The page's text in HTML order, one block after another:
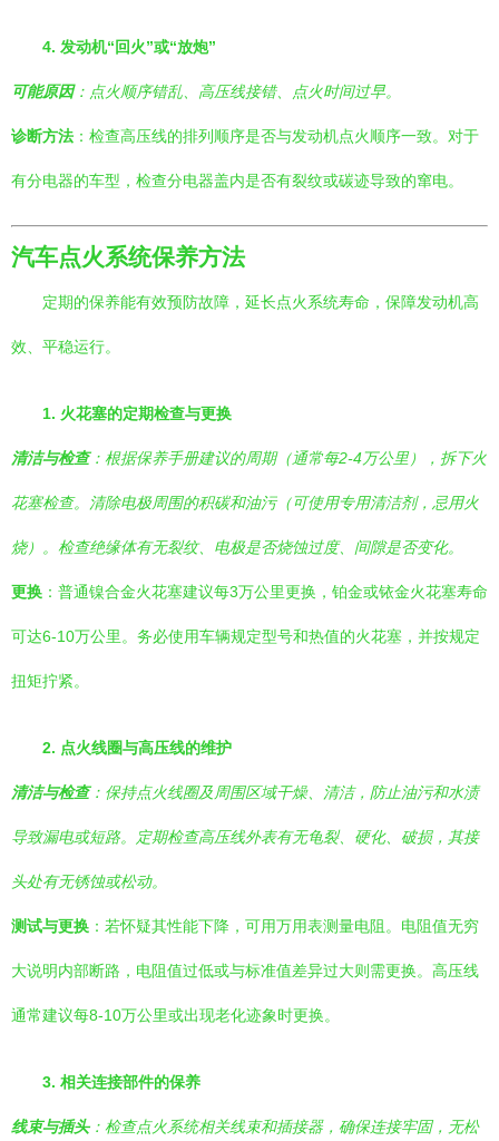
4. 发动机“回火”或“放炮”
可能原因：点火顺序错乱、高压线接错、点火时间过早。
诊断方法 ：检查高压线的排列顺序是否与发动机点火顺序一致。对于
有分电器的车型，检查分电器盖内是否有裂纹或碳迹导致的窜电。
汽车点火系统保养方法
定期的保养能有效预防故障，延长点火系统寿命，保障发动机高
效、平稳运行。
1. 火花塞的定期检查与更换
清洁与检查：根据保养手册建议的周期（通常每2-4万公里），拆下火
花塞检查。清除电极周围的积碳和油污（可使用专用清洁剂，忌用火
烧）。检查绝缘体有无裂纹、电极是否烧蚀过度、间隙是否变化。
更换 ：普通镍合金火花塞建议每3万公里更换，铂金或铱金火花塞寿命
可达6-10万公里。务必使用车辆规定型号和热值的火花塞，并按规定
扭矩拧紧。
2. 点火线圈与高压线的维护
清洁与检查：保持点火线圈及周围区域干燥、清洁，防止油污和水渍
导致漏电或短路。定期检查高压线外表有无龟裂、硬化、破损，其接
头处有无锈蚀或松动。
测试与更换 ：若怀疑其性能下降，可用万用表测量电阻。电阻值无穷
大说明内部断路，电阻值过低或与标准值差异过大则需更换。高压线
通常建议每8-10万公里或出现老化迹象时更换。
3. 相关连接部件的保养
线束与插头：检查点火系统相关线束和插接器，确保连接牢固，无松